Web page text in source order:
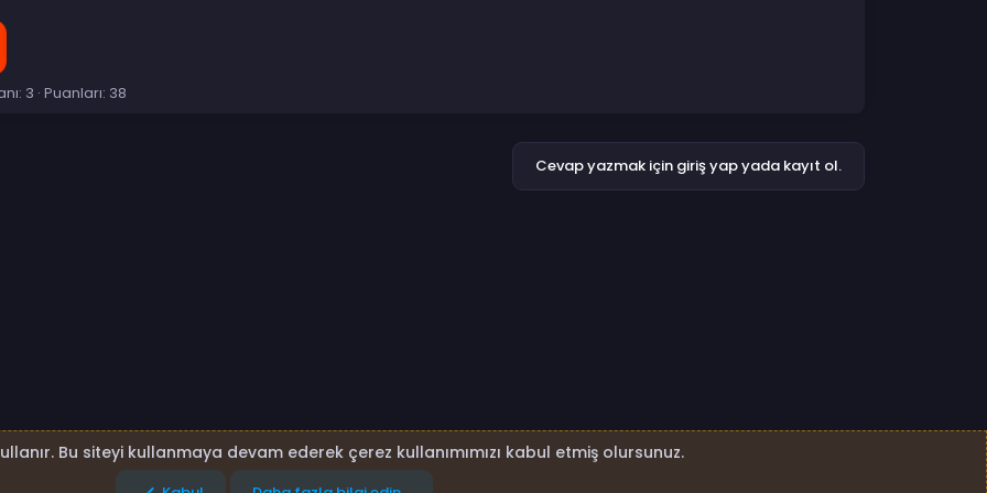
3 Puanları 38
Cevap yazmak için giriş yap yada kayıt ol.
Bu siteyi kullanmaya devam ederek çerez kullanımımızı kabul etmiş olursunuz.